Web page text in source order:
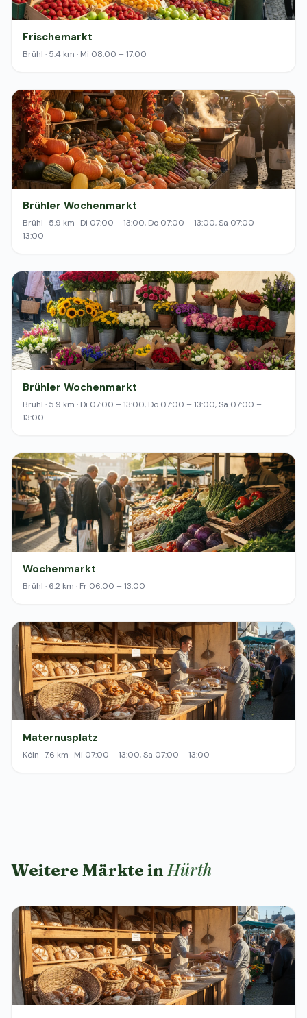
Frischemarkt
Brühl · 5.4 km · Mi 08:00 – 17:00
Brühler Wochenmarkt
Brühl · 5.9 km · Di 07:00 – 13:00, Do 07:00 – 13:00, Sa 07:00 –
13:00
Brühler Wochenmarkt
Brühl · 5.9 km · Di 07:00 – 13:00, Do 07:00 – 13:00, Sa 07:00 –
13:00
Wochenmarkt
Brühl · 6.2 km · Fr 06:00 – 13:00
Maternusplatz
Köln · 7.6 km · Mi 07:00 – 13:00, Sa 07:00 – 13:00
Weitere Märkte inHürth